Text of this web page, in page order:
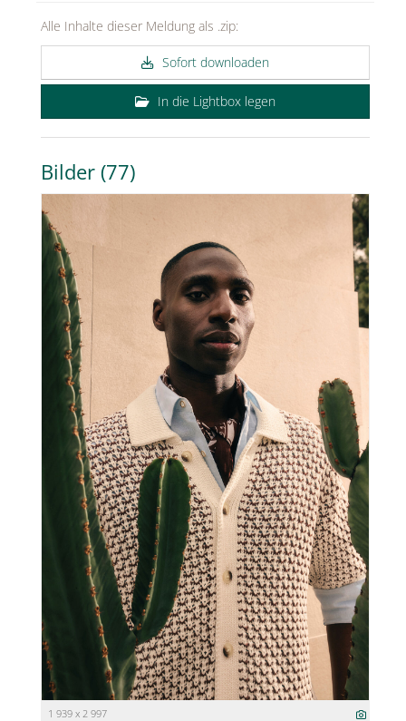
Alle Inhalte dieser Meldung als .zip:
Sofort downloaden
In die Lightbox legen
Bilder (77)
1 939 x 2 997